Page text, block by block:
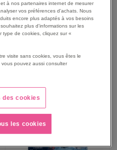
20,90 €
25,08 € TTC
AUX
FAVORIS
à nos partenaires internet de mesurer
vos préférences d'achats. Nous
encore plus adaptés à vos besoins
plus d'informations sur les
type de cookies, cliquez sur «
visite sans cookies, vous êtes le
pouvez aussi consulter
des cookies
les cookies